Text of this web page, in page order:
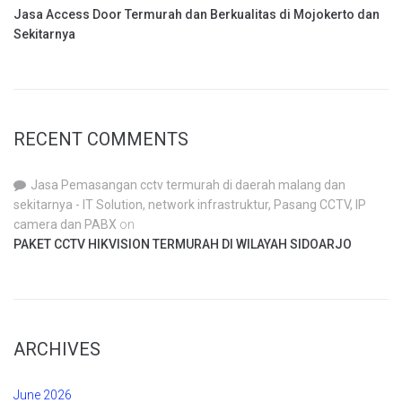
Jasa Access Door Termurah dan Berkualitas di Mojokerto dan
Sekitarnya
RECENT COMMENTS
Jasa Pemasangan cctv termurah di daerah malang dan
sekitarnya - IT Solution, network infrastruktur, Pasang CCTV, IP
camera dan PABX on
PAKET CCTV HIKVISION TERMURAH DI WILAYAH SIDOARJO
ARCHIVES
June 2026